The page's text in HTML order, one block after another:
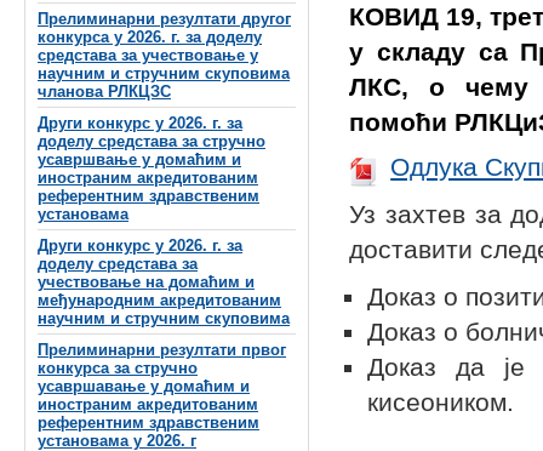
Прелиминарни резултати другог
конкурса у 2026. г. за доделу
средстава за учествовање у
научним и стручним скуповима
чланова РЛКЦЗС
Други конкурс у 2026. г. за
доделу средстава за стручно
усавршвање у домаћим и
иностраним акредитованим
референтним здравственим
установама
Други конкурс у 2026. г. за
доделу средстава за
учествовање на домаћим и
међународним акредитованим
научним и стручним скуповима
Прелиминарни резултати првог
конкурса за стручно
усавршавање у домаћим и
иностраним акредитованим
референтним здравственим
установама у 2026. г
КОВИД 19,
у складу са
ЛКС, о чему
помоћи
Одлука
Уз захтев за
доставити
Доказ о
Доказ о
Доказ да је
кисеоником.